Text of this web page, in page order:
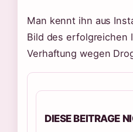
Man kennt ihn aus
Bild des erfolgreichen
Verhaftung wegen
DIESE BEITRAGE